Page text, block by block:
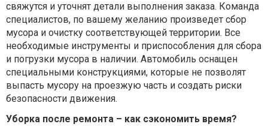
свяжутся и уточнят детали выполнения заказа. Команда
специалистов, по вашему желанию произведет сбор
мусора и очистку соответствующей территории. Все
необходимые инструменты и приспособления для сбора
и погрузки мусора в наличии. Автомобиль оснащен
специальными конструкциями, которые не позволят
выпасть мусору на проезжую часть и создать риски
безопасности движения.
Уборка после ремонта – как сэкономить время?